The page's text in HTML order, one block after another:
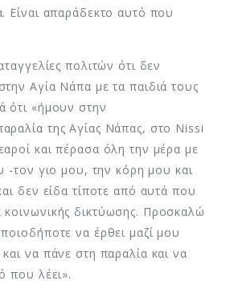
Είναι απαράδεκτο αυτό που
πολιτών ότι δεν
Αγία Νάπα με τα παιδιά τους
ότι «ήμουν στην
της Αγίας Νάπας, στο Nissi
και πέρασα όλη την μέρα με
-τον γιο μου, την κόρη μου και
δεν είδα τίποτε από αυτά που
δικτύωσης. Προσκαλώ
να έρθει μαζί μου
να πάνε στη παραλία και να
που λέει».